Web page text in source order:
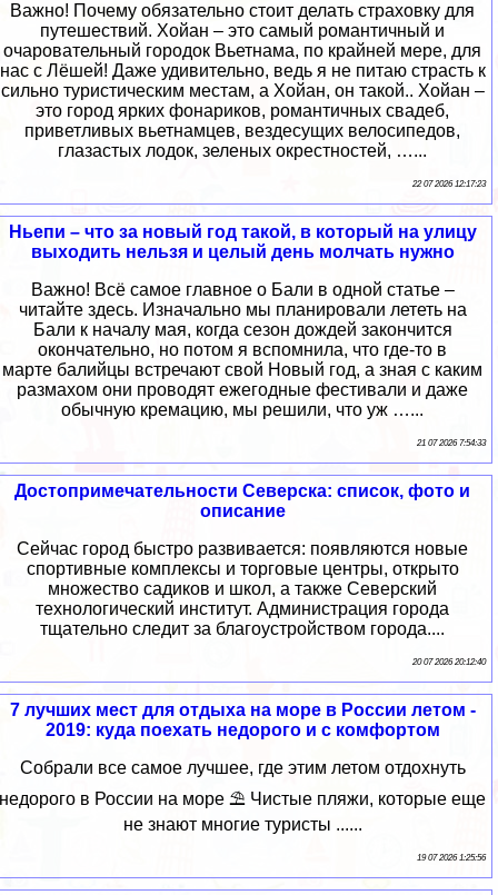
Важно! Почему обязательно стоит делать страховку для
путешествий. Хойан – это самый романтичный и
очаровательный городок Вьетнама, по крайней мере, для
нас с Лёшей! Даже удивительно, ведь я не питаю страсть к
сильно туристическим местам, а Хойан, он такой.. Хойан –
это город ярких фонариков, романтичных свадеб,
приветливых вьетнамцев, вездесущих велосипедов,
глазастых лодок, зеленых окрестностей, …...
22 07 2026 12:17:23
Ньепи – что за новый год такой, в который на улицу
выходить нельзя и целый день молчать нужно
Важно! Всё самое главное о Бали в одной статье –
читайте здесь. Изначально мы планировали лететь на
Бали к началу мая, когда сезон дождей закончится
окончательно, но потом я вспомнила, что где-то в
марте балийцы встречают свой Новый год, а зная с каким
размахом они проводят ежегодные фестивали и даже
обычную кремацию, мы решили, что уж …...
21 07 2026 7:54:33
Достопримечательности Северска: список, фото и
описание
Сейчас город быстро развивается: появляются новые
спортивные комплексы и торговые центры, открыто
множество садиков и школ, а также Северский
технологический институт. Администрация города
тщательно следит за благоустройством города....
20 07 2026 20:12:40
7 лучших мест для отдыха на море в России летом -
2019: куда поехать недорого и с комфортом
Собрали все самое лучшее, где этим летом отдохнуть
недорого в России на море ⛱ Чистые пляжи, которые еще
не знают многие туристы ......
19 07 2026 1:25:56